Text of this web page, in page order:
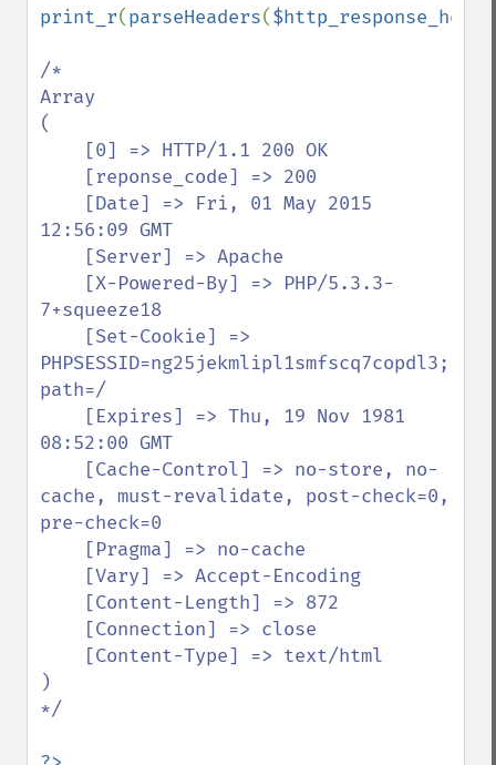
print_r(parseHeaders(
/*
Array
(
12:56:09 GMT
7+squeeze18
PHPSESSID=ng25jekmlipl1smfscq7copdl3;
path=/
08:52:00 GMT
cache, must-revalidate, post-check=0,
pre-check=0
)
*/